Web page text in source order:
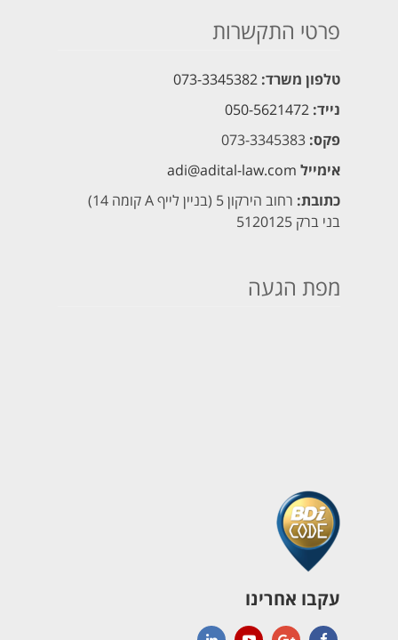
פרטי התקשרות
טלפון משרד: 073-3345382
נייד: 050-5621472
פקס:
אימייל adi@adital-law.com
כתובת: רחוב הירקון 5 (בניין לייף A קומה 14)
בני ברק 5120125
מפת הגעה
עקבו אחרינו